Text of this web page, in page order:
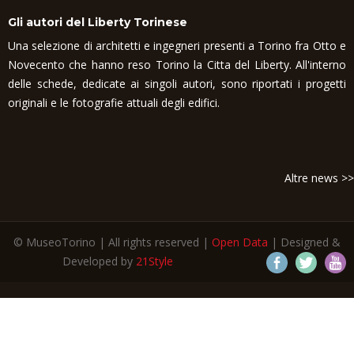
Gli autori del Liberty Torinese
Una selezione di architetti e ingegneri presenti a Torino fra Otto e
Novecento che hanno reso Torino la Citta del Liberty. All'interno
delle schede, dedicate ai singoli autori, sono riportati i progetti
originali e le fotografie attuali degli edifici.
Altre news >>
© MuseoTorino | All rights reserved | Open Data | Designed &
Developed by 21Style